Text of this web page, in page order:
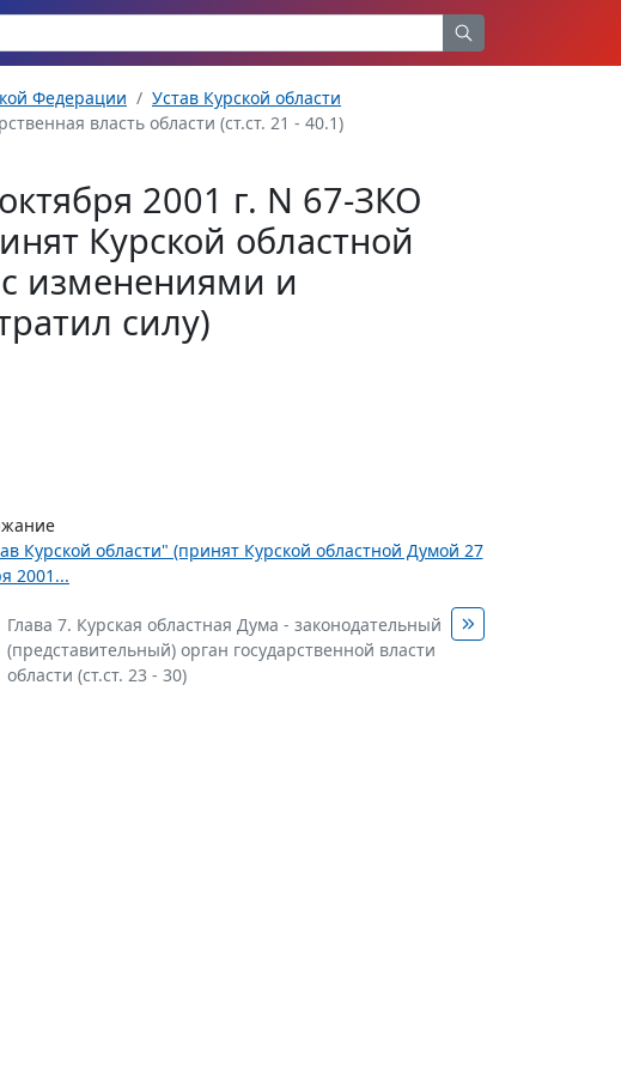
Федерации
Устав Курской области
власть области (ст.ст. 21 - 40.1)
2001 г. N 67-ЗКО
Курской областной
изменениями и
силу)
Курской области" (принят Курской областной Думой 27
2001...
Глава 7. Курская областная Дума - законодательный
(представительный) орган государственной власти
области (ст.ст. 23 - 30)